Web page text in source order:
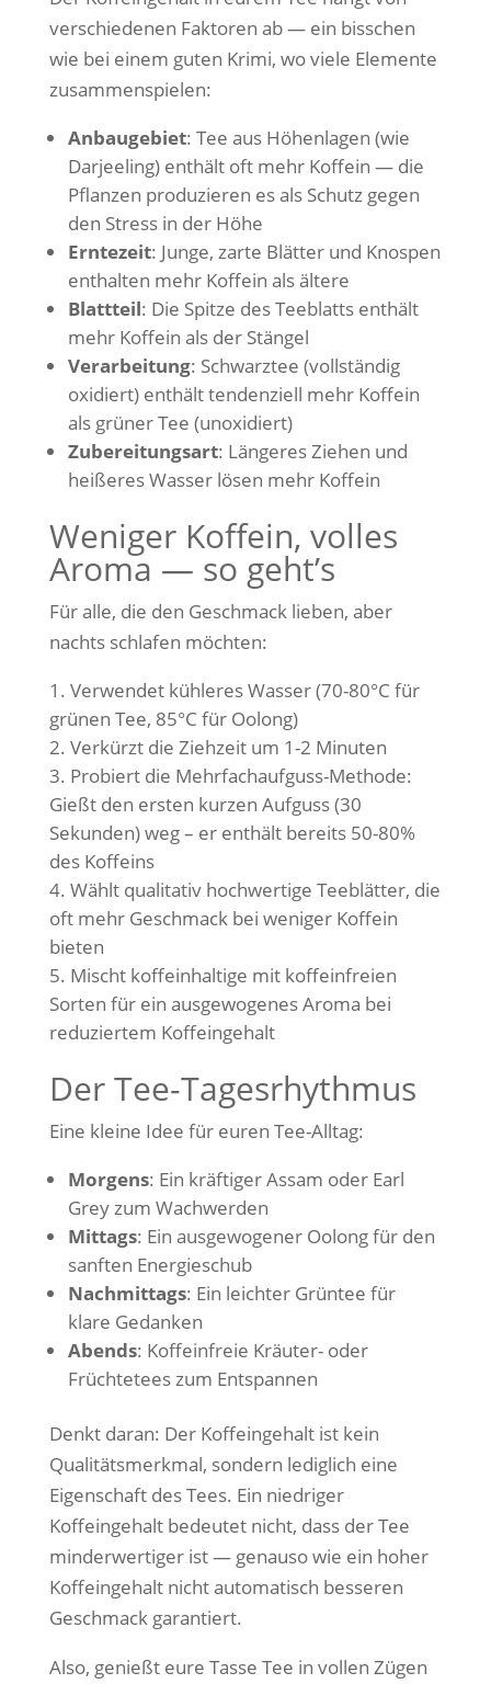
verschiedenen Faktoren ab — ein bisschen
wie bei einem guten Krimi, wo viele Elemente
zusammenspielen:
Anbaugebiet: Tee aus Höhenlagen (wie
Darjeeling) enthält oft mehr Koffein — die
Pflanzen produzieren es als Schutz gegen
den Stress in der Höhe
Erntezeit: Junge, zarte Blätter und Knospen
enthalten mehr Koffein als ältere
Blattteil: Die Spitze des Teeblatts enthält
mehr Koffein als der Stängel
Verarbeitung: Schwarztee (vollständig
oxidiert) enthält tendenziell mehr Koffein
als grüner Tee (unoxidiert)
Zubereitungsart: Längeres Ziehen und
heißeres Wasser lösen mehr Koffein
Weniger Koffein, volles
Aroma — so geht’s
Für alle, die den Geschmack lieben, aber
nachts schlafen möchten:
Verwendet kühleres Wasser (70-80°C für
grünen Tee, 85°C für Oolong)
Verkürzt die Ziehzeit um 1-2 Minuten
Probiert die Mehrfachaufguss-Methode:
Gießt den ersten kurzen Aufguss (30
Sekunden) weg – er enthält bereits 50-80%
des Koffeins
Wählt qualitativ hochwertige Teeblätter, die
oft mehr Geschmack bei weniger Koffein
bieten
Mischt koffeinhaltige mit koffeinfreien
Sorten für ein ausgewogenes Aroma bei
reduziertem Koffeingehalt
Der Tee-Tagesrhythmus
Eine kleine Idee für euren Tee-Alltag:
Morgens: Ein kräftiger Assam oder Earl
Grey zum Wachwerden
Mittags: Ein ausgewogener Oolong für den
sanften Energieschub
Nachmittags: Ein leichter Grüntee für
klare Gedanken
Abends: Koffeinfreie Kräuter- oder
Früchtetees zum Entspannen
Denkt daran: Der Koffeingehalt ist kein
Qualitätsmerkmal, sondern lediglich eine
Eigenschaft des Tees. Ein niedriger
Koffeingehalt bedeutet nicht, dass der Tee
minderwertiger ist — genauso wie ein hoher
Koffeingehalt nicht automatisch besseren
Geschmack garantiert.
Also, genießt eure Tasse Tee in vollen Zügen